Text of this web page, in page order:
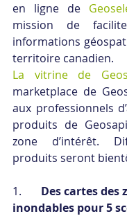
en ligne de
mission de
informations
territoire canadien.
La vitrine de
marketplace de
aux professionnels
produits de
zone d’intérêt.
produits seront
1. Des cartes des
inondables pour 5